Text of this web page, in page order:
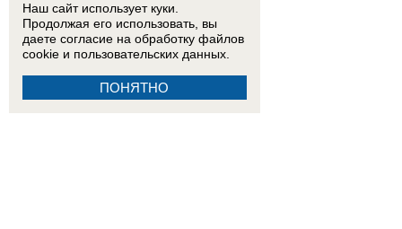
Наш сайт использует куки.
Продолжая его использовать, вы
даете согласие на обработку файлов
cookie и пользовательских данных.
ПОНЯТНО